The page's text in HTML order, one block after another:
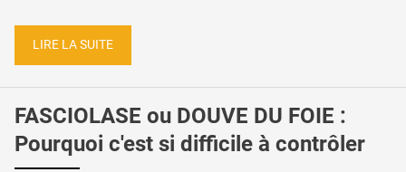
LIRE LA SUITE
FASCIOLASE ou DOUVE DU FOIE :
Pourquoi c'est si difficile à contrôler